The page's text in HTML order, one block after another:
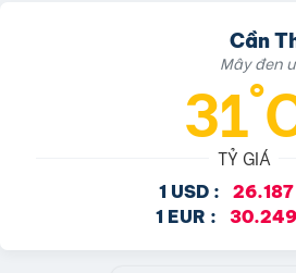
Cần
Mây đen
TỶ GIÁ
1 USD : 26.187
1 EUR : 30.249